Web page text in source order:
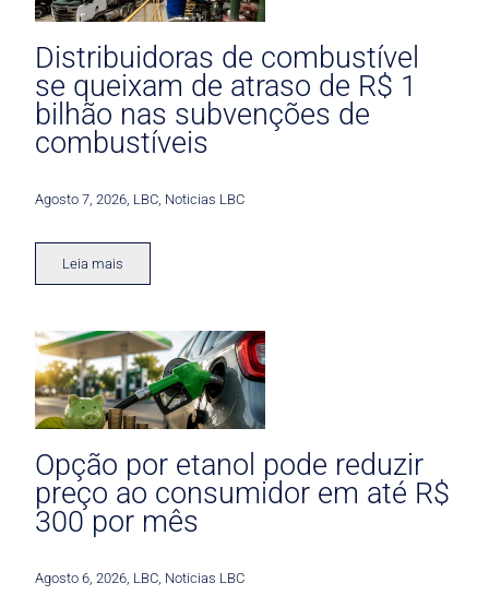
Distribuidoras de combustível
se queixam de atraso de R$ 1
bilhão nas subvenções de
combustíveis
Agosto 7, 2026 LBC Noticias LBC
Leia mais
Opção por etanol pode reduzir
preço ao consumidor em até R$
300 por mês
Agosto 6, 2026 LBC Noticias LBC